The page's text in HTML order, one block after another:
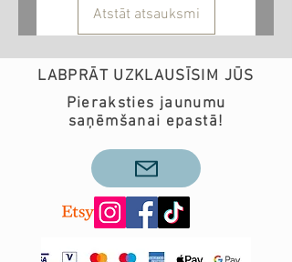
Atstāt atsauksmi
LABPRĀT UZKLAUSĪSIM JŪS
Pieraksties jaunumu
saņēmšanai epastā!